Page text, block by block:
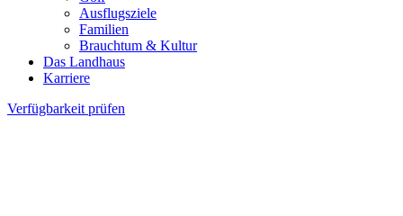
Ausflugsziele
Familien
Brauchtum & Kultur
Das Landhaus
Karriere
Verfügbarkeit prüfen